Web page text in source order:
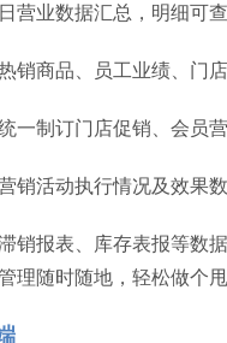
日营业数据汇总，明细可
销商品、员工业绩、门
一制订门店促销、会员
销活动执行情况及效果
销报表、库存表报等数据
理随时随地，轻松做个